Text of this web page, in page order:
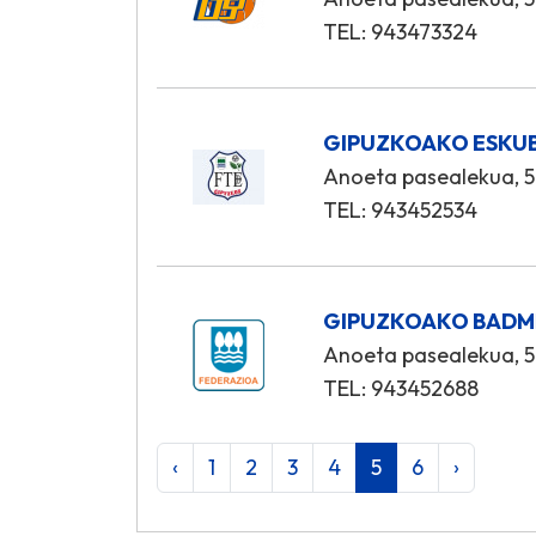
TEL: 943473324
GIPUZKOAKO
Anoeta pasealekua, 5
TEL: 943452534
GIPUZKOAKO
Anoeta pasealekua, 5
TEL: 943452688
‹ 1 2 3 4 5 6 ›